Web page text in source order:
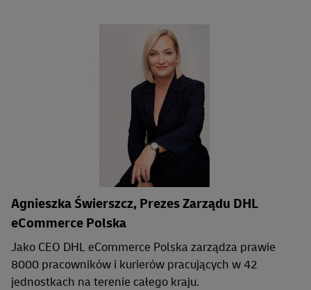
Agnieszka Świerszcz, Prezes Zarządu DHL
eCommerce Polska
Jako CEO DHL eCommerce Polska zarządza prawie
8000 pracowników i kurierów pracujących w 42
jednostkach na terenie całego kraju.